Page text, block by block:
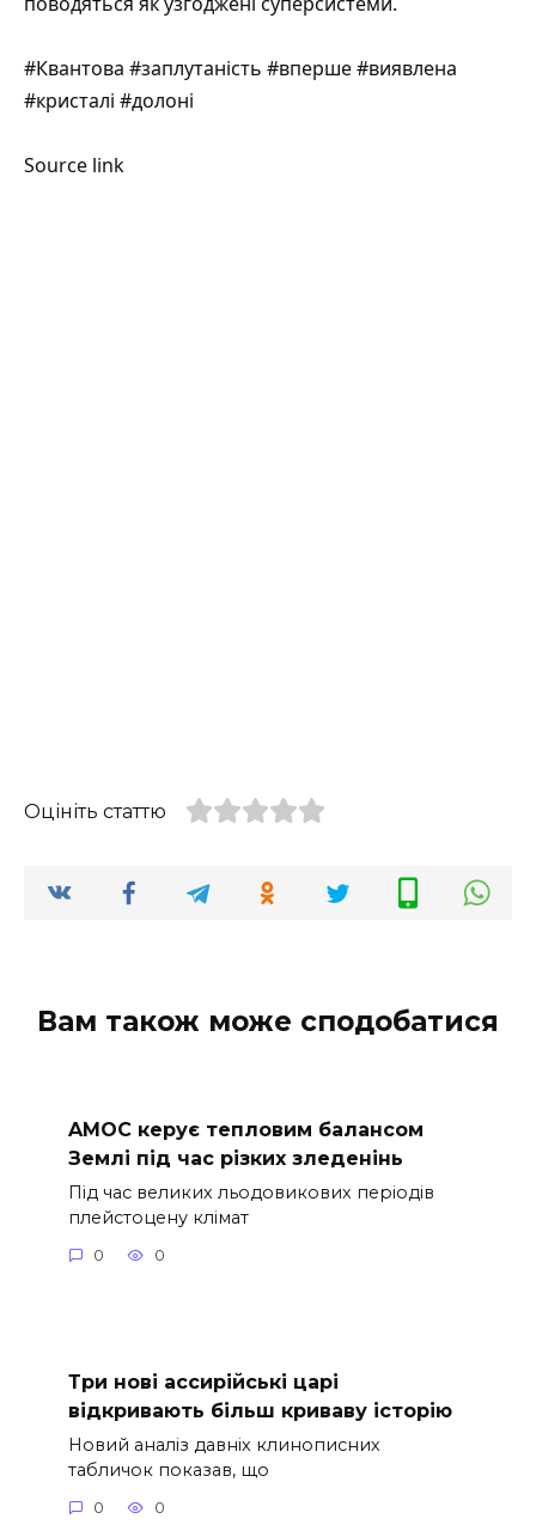
#Квантова #заплутаність #вперше #виявлена
#кристалі #долоні
Source link
Оцініть статтю
Вам також може сподобатися
AMOC керує тепловим балансом
Землі під час різких зледенінь
Під час великих льодовикових періодів
плейстоцену клімат
0 0
Три нові ассирійські царі
відкривають більш криваву історію
Новий аналіз давніх клинописних
табличок показав, що
0 0